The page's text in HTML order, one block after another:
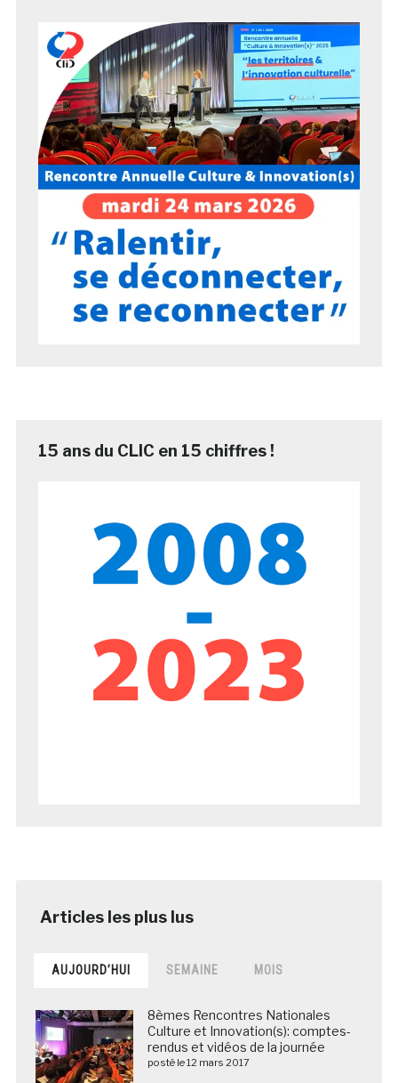
15 ans du CLIC en 15 chiffres !
AUJOURD’HUI SEMAINE MOIS
8èmes Rencontres Nationales
Culture et Innovation(s): comptes-
rendus et vidéos de la journée
posté le 12 mars 2017